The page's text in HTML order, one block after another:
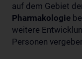
auf dem Gebiet
Pharmakologie
weitere
Personen